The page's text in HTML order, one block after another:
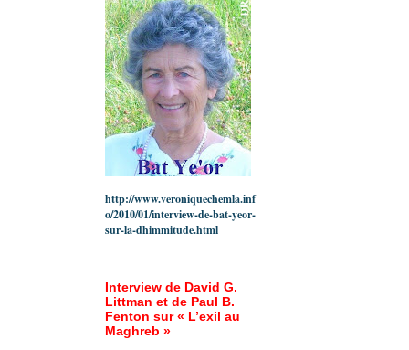
http://www.veroniquechemla.inf
o/2010/01/interview-de-bat-yeor-
sur-la-dhimmitude.html
Interview de David G.
Littman et de Paul B.
Fenton sur « L’exil au
Maghreb »